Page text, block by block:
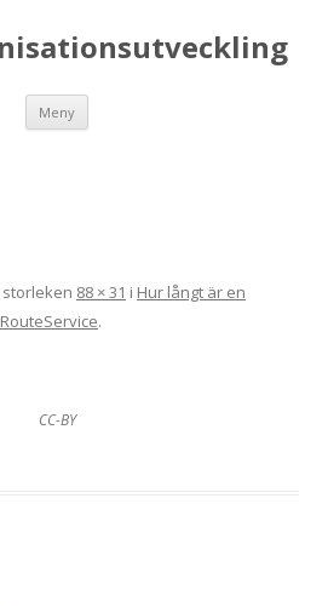
Meny
storleken 88 × 31 i Hur långt är en
.
CC-BY